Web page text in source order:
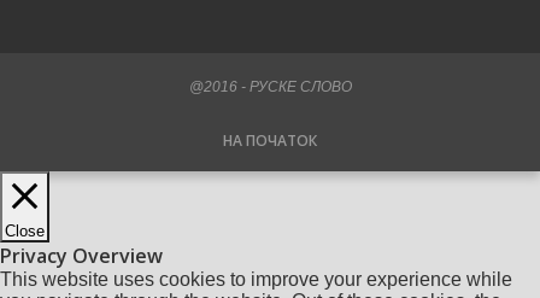
@2016 - РУСКЕ СЛОВО
НА ПОЧАТОК
Close
Privacy Overview
This website uses cookies to improve your experience while